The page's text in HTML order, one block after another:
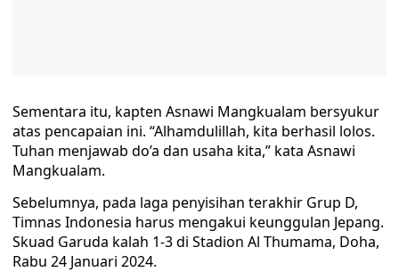
Sementara itu, kapten Asnawi Mangkualam bersyukur
atas pencapaian ini. “Alhamdulillah, kita berhasil lolos.
Tuhan menjawab do’a dan usaha kita,” kata Asnawi
Mangkualam.
Sebelumnya, pada laga penyisihan terakhir Grup D,
Timnas Indonesia harus mengakui keunggulan Jepang.
Skuad Garuda kalah 1-3 di Stadion Al Thumama, Doha,
Rabu 24 Januari 2024.